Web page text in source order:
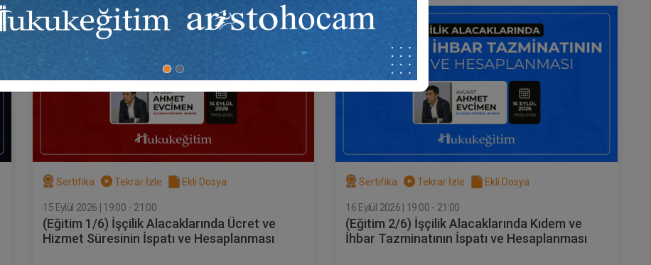
Sertifika Tekrar İzle Ekli Dosya
15 Eylül 2026 | 19:00 - 21:00
(Eğitim 1/6) İşçilik Alacaklarında Ücret ve
Hizmet Süresinin İspatı ve Hesaplanması
Sertifika Tekrar İzle Ekli Dosya
16 Eylül 2026 | 19:00 - 21:00
(Eğitim 2/6) İşçilik Alacaklarında Kıdem ve
İhbar Tazminatının İspatı ve Hesaplanması